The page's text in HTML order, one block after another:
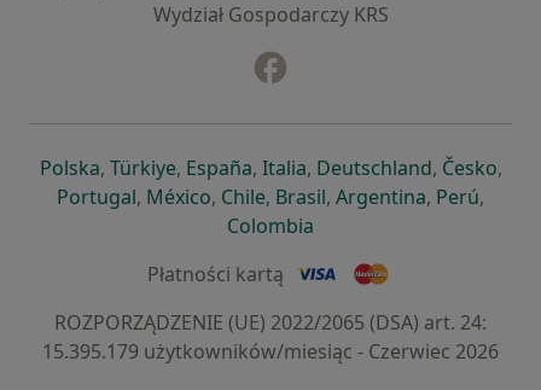
Wydział Gospodarczy KRS
Polskaotwiera się w nowej karcie
, Türkiyeotwiera się w nowej karcie
, Españaotwiera się w nowej karcie
, Italiaotwiera się w nowej
, Deutschlandotwiera się
, Česko,
Portugalotwiera się w nowej karcie
, Méxicootwiera się w nowej karcie
, Chileotwiera się w nowej karcie
, Brasilotwiera się w nowej
, Argentinaotwiera się
, Perú,
Colombia
Płatności kartą
ROZPORZĄDZENIE (UE) 2022/2065 (DSA) art. 24:
15.395.179 użytkowników/miesiąc - Czerwiec 2026